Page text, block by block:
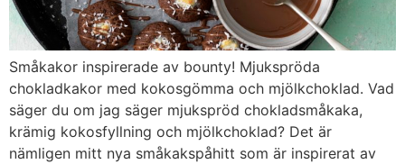
Småkakor inspirerade av bounty! Mjukspröda
chokladkakor med kokosgömma och mjölkchoklad. Vad
säger du om jag säger mjukspröd chokladsmåkaka,
krämig kokosfyllning och mjölkchoklad? Det är
nämligen mitt nya småkakspåhitt som är inspirerat av